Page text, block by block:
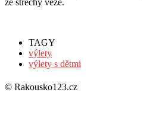
TAGY
výlety
výlety s dětmi
© Rakousko123.cz